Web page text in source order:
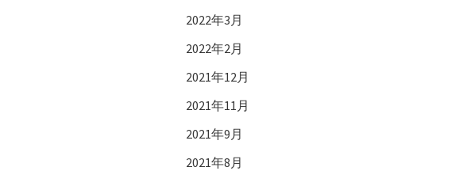
2022年3月
2022年2月
2021年12月
2021年11月
2021年9月
2021年8月